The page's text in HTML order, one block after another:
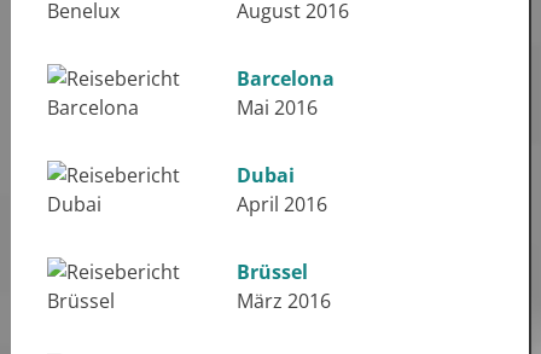
August 2016
Barcelona
Mai 2016
Dubai
April 2016
Brüssel
März 2016